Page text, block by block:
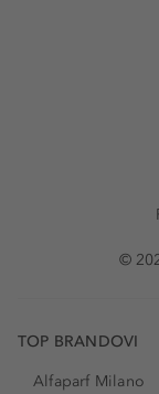
©
TOP BRANDOVI
Alfaparf Milano